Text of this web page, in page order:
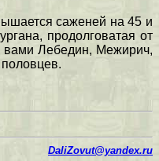
саженей на 45 и
продолговатая от
вами Лебедин, Межирич,
DaliZovut@yandex.ru